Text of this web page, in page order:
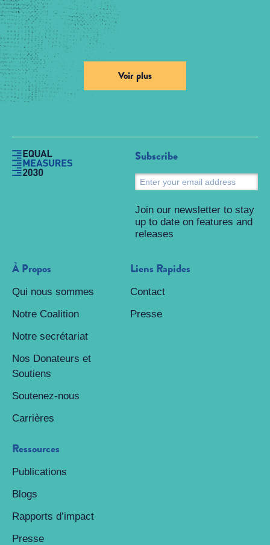
Voir plus
À Propos
Qui nous sommes
Notre Coalition
Notre secrétariat
Nos Donateurs et
Soutiens
Soutenez-nous
Carrières
Ressources
Publications
Blogs
Rapports d’impact
Presse
Liens Rapides
Contact
Presse
Subscribe
Join our newsletter to stay
up to date on features and
releases